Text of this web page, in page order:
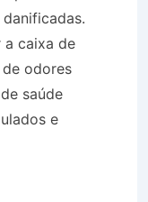
a caixa de
odores
saúde
e